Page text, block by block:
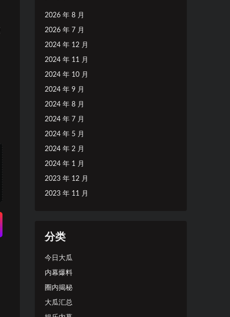
2026 年 8 月
2026 年 7 月
2024 年 12 月
2024 年 11 月
2024 年 10 月
2024 年 9 月
2024 年 8 月
2024 年 7 月
2024 年 5 月
2024 年 2 月
2024 年 1 月
2023 年 12 月
2023 年 11 月
分类
今日大瓜
内幕爆料
圈内揭秘
大瓜汇总